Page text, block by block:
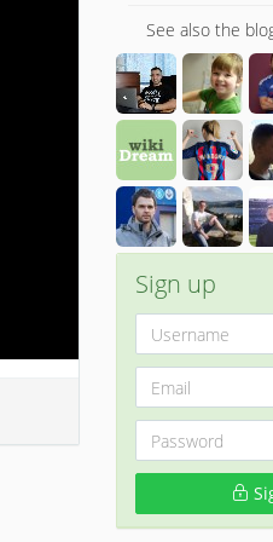
See also the
Sign up